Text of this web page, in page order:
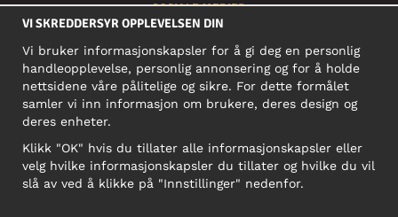
SOSIALE MEDIER
BEDRIFT
Motley Denim Norge AS
NB! Ikke bruk denne adressen til å sende produkter i retur!
VI SKREDDERSYR OPPLEVELSEN DIN
Vi bruker informasjonskapsler for å gi deg en personlig
handleopplevelse, personlig annonsering og for å holde
nettsidene våre pålitelige og sikre. For dette formålet
samler vi inn informasjon om brukere, deres design og
deres enheter.
Klikk "OK" hvis du tillater alle informasjonskapsler eller
velg hvilke informasjonskapsler du tillater og hvilke du vil
slå av ved å klikke på "Innstillinger" nedenfor.